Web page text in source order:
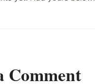
Comment